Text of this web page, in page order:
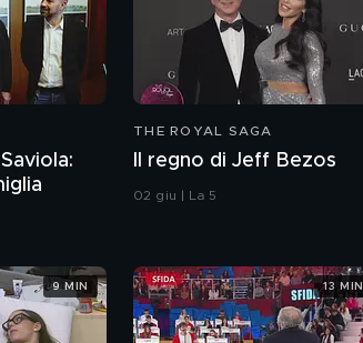
THE ROYAL SAGA
Il regno di Jeff Bezos
02 giu | La 5
9 MIN 13 MIN